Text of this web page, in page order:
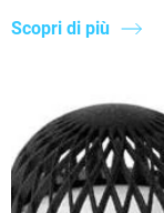
Scopri di più